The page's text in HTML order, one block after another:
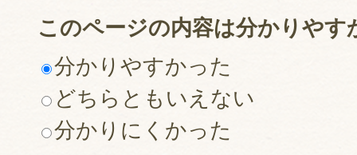
このページの内容は分かりやす
分かりやすかった
どちらともいえない
分かりにくかった